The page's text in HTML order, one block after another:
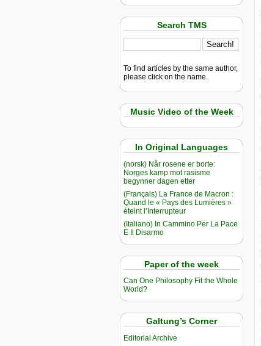
Search TMS
To find articles by the same author,
please click on the name.
Music Video of the Week
In Original Languages
(norsk) Når rosene er borte:
Norges kamp mot rasisme
begynner dagen etter
(Français) La France de Macron :
Quand le « Pays des Lumières »
éteint l’Interrupteur
(Italiano) In Cammino Per La Pace
E Il Disarmo
Paper of the week
Can One Philosophy Fit the Whole
World?
Galtung’s Corner
Editorial Archive